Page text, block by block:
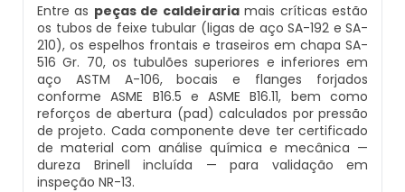
Caldeira Industrial A Gás
Caldeira Industrial A Lenha
Caldeira Industrial Preço
Caldeira Vertical
Inspeção De Integridade De Caldeiras
Inspeção De Integridade Em Caldeiras
Inspeção De Segurança Caldeira
Inspeção De Segurança De Caldeiras
Manutenção De Caldeiras E Aquecedores
Manutenção De Caldeiras Em Sp
Manutenção De Caldeiras Industriais
Manutenção Em Caldeiras De Alta
Caldeira De Vapor A Gás
Caldeira De Vapor A Venda
Caldeira De Vapor Eletrica
Caldeira Em Vapor
Caldeira Mural A Gás
Caldeira Mural A Gás Preço
Caldeira Mural A Gás Roca
Comprar Caldeira A Gás
Entre as peças de caldeirariamais críticas estão
os tubos de feixe tubular (ligas de aço SA-192 e SA-
210), os espelhos frontais e traseiros em chapa SA-
516 Gr. 70, os tubulões superiores e inferiores em
aço ASTM A-106, bocais e flanges forjados
conforme ASME B16.5 e ASME B16.11, bem como
reforços de abertura (pad) calculados por pressão
de projeto. Cada componente deve ter certificado
de material com análise química e mecânica —
dureza Brinell incluída — para validação em
inspeção NR-13.